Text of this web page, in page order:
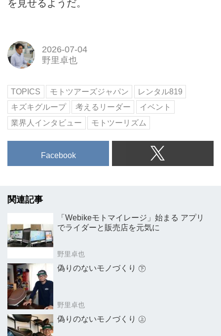
を見せるようだ。
2026-07-04
野里卓也
TOPICS モトツアーズジャパン
レンタル819
キズキグループ
考えるリーダー
イベント
業界人インタビュー
モトツーリズム
Facebook
関連記事
「Webikeモトマイレージ」始まる アプリ
でライダーと販売店を元気に
野里卓也
偽りのないモノづくり ㊦
野里卓也
偽りのないモノづくり ㊤